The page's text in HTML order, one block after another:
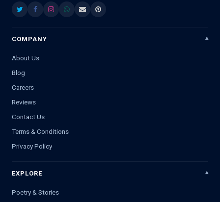
COMPANY
About Us
Blog
Careers
Reviews
Contact Us
Terms & Conditions
Privacy Policy
EXPLORE
Poetry & Stories